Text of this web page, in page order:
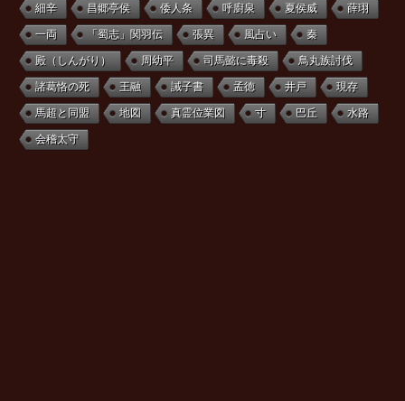
細辛 昌郷亭侯 倭人条 呼廚泉 夏侯威 薛珝
一両 「蜀志」関羽伝 張異 風占い 秦
殿（しんがり） 周幼平 司馬懿に毒殺 鳥丸族討伐
諸葛恪の死 王融 誡子書 孟徳 井戸 現存
馬超と同盟 地図 真霊位業図 寸 巴丘 水路
会稽太守